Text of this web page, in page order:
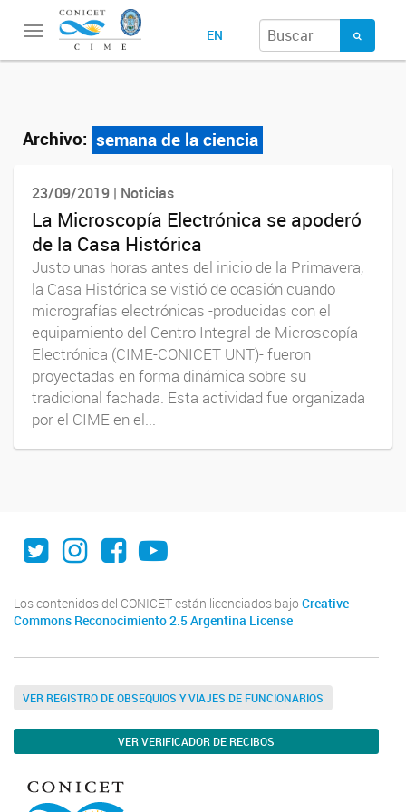
Toggle
navigation
EN
Archivo: semana de la ciencia
23/09/2019 | Noticias
La Microscopía Electrónica se apoderó
de la Casa Histórica
Justo unas horas antes del inicio de la Primavera,
la Casa Histórica se vistió de ocasión cuando
micrografías electrónicas -producidas con el
equipamiento del Centro Integral de Microscopía
Electrónica (CIME-CONICET UNT)- fueron
proyectadas en forma dinámica sobre su
tradicional fachada. Esta actividad fue organizada
por el CIME en el...
Twitter
Instagram
Facebook
Youtube
Los contenidos del CONICET están licenciados bajo Creative
Commons Reconocimiento 2.5 Argentina License
VER REGISTRO DE OBSEQUIOS Y VIAJES DE FUNCIONARIOS
VER VERIFICADOR DE RECIBOS